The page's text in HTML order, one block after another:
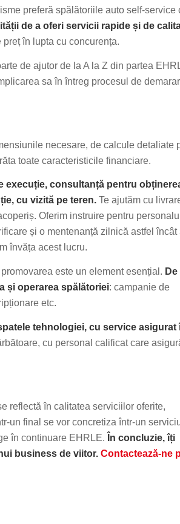
preferă spălătoriile auto self-service
de a oferi servicii rapide și de
preț în lupta cu concurența.
de ajutor de la A la Z din partea
sa în întreg procesul de
necesare, de calcule detaliate
toate caracteristicile financiare.
execuție, consultanță pentru
cu vizită pe teren. Te ajutăm cu
Oferim instruire pentru personalul
și o mentenanță zilnică astfel încât
învăța acest lucru.
este un element esențial.
și operarea spălătoriei: campanie de
etc.
tehnologiei, cu service asigurat
cu personal calificat care
reflectă în calitatea serviciilor oferite,
un final se vor concretiza într-un
în continuare EHRLE. În concluzie, îți
business de viitor. Contactează-ne